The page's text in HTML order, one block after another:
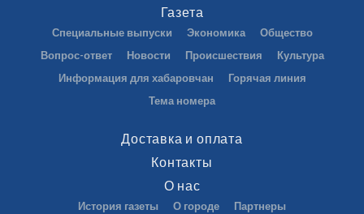
Газета
Специальные выпуски Экономика
Общество
Вопрос-ответ
Новости Происшествия
Культура
Информация для хабаровчан
Горячая линия
Тема номера
Доставка и оплата
Контакты
О нас
История газеты О городе
Партнеры